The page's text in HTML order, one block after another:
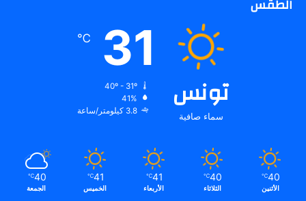
الطقس
تونس
سماء صافية
31
℃
41%
3.8 كيلومتر/ساعة
40
℃
الأثنين
40
℃
الثلاثاء
41
℃
الأربعاء
41
℃
الخميس
40
℃
الجمعة